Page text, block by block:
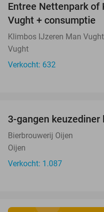
Entree Nettenpark of
Vught + consumptie
Klimbos IJzeren Man Vught
Vught
Verkocht: 632
3-gangen
Bierbrouwerij Oijen
Oijen
Verkocht: 1.087